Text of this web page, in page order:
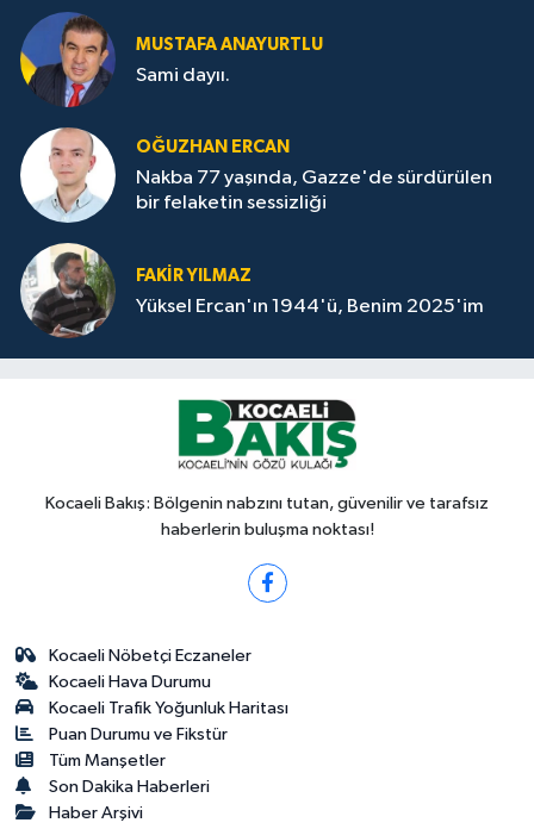
MUSTAFA ANAYURTLU
Sami dayıı.
OĞUZHAN ERCAN
Nakba 77 yaşında, Gazze'de sürdürülen
bir felaketin sessizliği
FAKİR YILMAZ
Yüksel Ercan'ın 1944'ü, Benim 2025'im
Kocaeli Bakış: Bölgenin nabzını tutan, güvenilir ve tarafsız
haberlerin buluşma noktası!
Kocaeli Nöbetçi Eczaneler
Kocaeli Hava Durumu
Kocaeli Trafik Yoğunluk Haritası
Puan Durumu ve Fikstür
Tüm Manşetler
Son Dakika Haberleri
Haber Arşivi